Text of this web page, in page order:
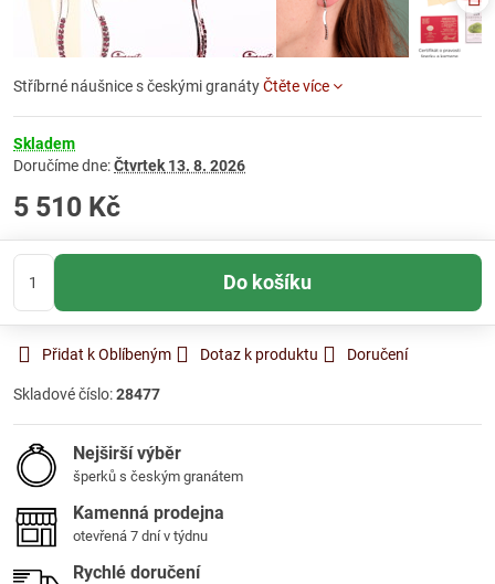
Stříbrné náušnice s českými granátyČtěte více
Skladem
Doručíme dne:Čtvrtek 13. 8. 2026
5 510 Kč
Do košíku
Přidat k Oblíbeným Dotaz k produktu Doručení
Skladové číslo:28477
Nejširší výběr
šperků s českým granátem
Kamenná prodejna
otevřená 7 dní v týdnu
Rychlé doručení